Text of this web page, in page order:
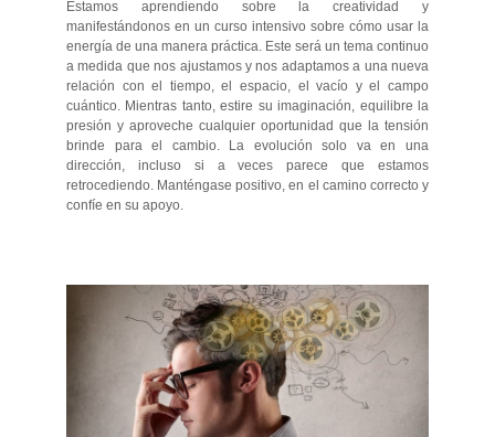
Estamos aprendiendo sobre la creatividad y
manifestándonos en un curso intensivo sobre cómo usar la
energía de una manera práctica. Este será un tema continuo
a medida que nos ajustamos y nos adaptamos a una nueva
relación con el tiempo, el espacio, el vacío y el campo
cuántico. Mientras tanto, estire su imaginación, equilibre la
presión y aproveche cualquier oportunidad que la tensión
brinde para el cambio. La evolución solo va en una
dirección, incluso si a veces parece que estamos
retrocediendo. Manténgase positivo, en el camino correcto y
confíe en su apoyo.